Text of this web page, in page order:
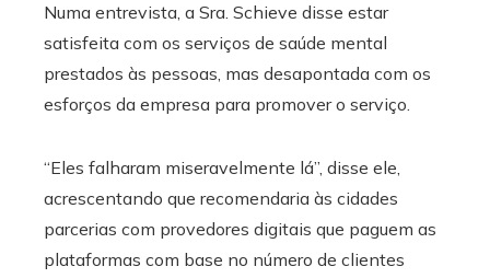
Numa entrevista, a Sra. Schieve disse estar
satisfeita com os serviços de saúde mental
prestados às pessoas, mas desapontada com os
esforços da empresa para promover o serviço.
“Eles falharam miseravelmente lá”, disse ele,
acrescentando que recomendaria às cidades
parcerias com provedores digitais que paguem as
plataformas com base no número de clientes